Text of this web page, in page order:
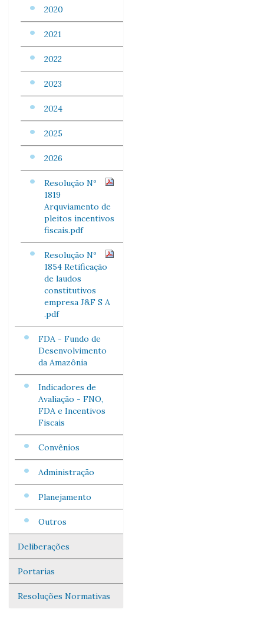
2020
2021
2022
2023
2024
2025
2026
Resolução Nº
1819
Arquviamento de
pleitos incentivos
fiscais.pdf
Resolução Nº
1854 Retificação
de laudos
constitutivos
empresa J&F S A
.pdf
FDA - Fundo de
Desenvolvimento
da Amazônia
Indicadores de
Avaliação - FNO,
FDA e Incentivos
Fiscais
Convênios
Administração
Planejamento
Outros
Deliberações
Portarias
Resoluções Normativas